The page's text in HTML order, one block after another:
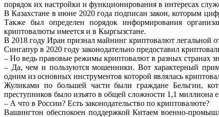
порядок их настройки и функционирования в интересах
В Казахстане в июне 2020 года подписан закон, которым
Также был определенпорядок информирования
криптовалюты имеется и в Кыргызстане.
В 2018 году Иран признал майнинг криптовалют легальной
Сингапур в 2020 году законодательно предоставил
– Но ведь правовые режимы криптовалют в разных странах
– Да, чем и пользуются мошенники. Вот характерный
одним из основных инструментов которой являлась
Жуликами по большей части были граждане Бельгии,
преступников было изъято в общей сложности 1,1 миллиона
– А что в России? Есть законодательство по криптовалюте?
Вашингтон обеспокоен поддержкой Китаем военно-